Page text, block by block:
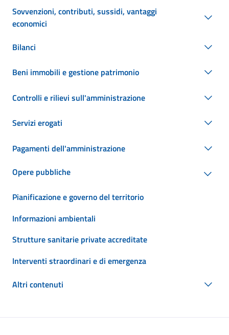
Sovvenzioni, contributi, sussidi, vantaggi
economici
Bilanci
Beni immobili e gestione patrimonio
Controlli e rilievi sull'amministrazione
Servizi erogati
Pagamenti dell'amministrazione
Opere pubbliche
Pianificazione e governo del territorio
Informazioni ambientali
Strutture sanitarie private accreditate
Interventi straordinari e di emergenza
Altri contenuti